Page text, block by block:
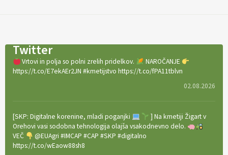
Twitter
Vrtovi in polja so polni zrelih pridelkov.
NAROČANJE
https://t.co/E7ekAEr2JN #kmetijstvo https://t.co/fPA11tblvn
02.08.2026
[SKP: Digitalne korenine, mladi poganjki
] Na kmetiji Žigart v
Orehovi vasi sodobna tehnologija olajša vsakodnevno delo.
VEČ
@EUAgri #IMCAP #CAP #SKP #digitalno
https://t.co/wEaow88sh8